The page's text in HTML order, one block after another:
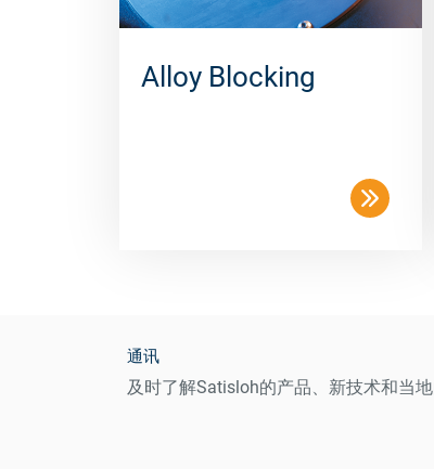
Alloy Blocking
通讯
及时了解Satisloh的产品、新技术和当